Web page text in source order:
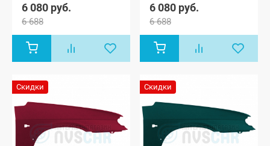
6 080 руб.
6 688
6 080 руб.
6 688
Скидки Скидки